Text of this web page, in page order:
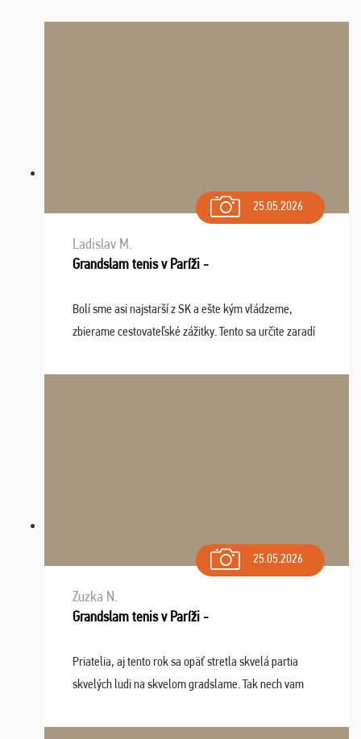
25.05.2026
Ladislav M.
Grandslam tenis v Paríži -
Bolí sme asi najstarší z SK a ešte kým vládzeme,
zbierame cestovateľské zážitky. Tento sa určite zaradí
osudu - pohodový šefík Meďo, dobrá parti ...
25.05.2026
Zuzka N.
Grandslam tenis v Paríži -
Priatelia, aj tento rok sa opäť stretla skvelá partia
skvelých ludi na skvelom gradslame. Tak nech vam
sa na budúci rok. Prajem vam este veľa ta ...